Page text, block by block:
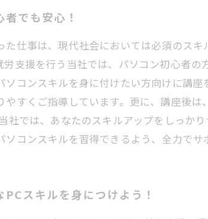
でも安心！
た仕事は、現代社会においては必須のス
労支援を行う当社では、パソコン初心者
ソコンスキルを身に付けたい方向けに講
やすくご指導しています。更に、講座後
社では、あなたのスキルアップをしっか
ソコンスキルを習得できるよう、全力でサ
スキルを身につけよう！